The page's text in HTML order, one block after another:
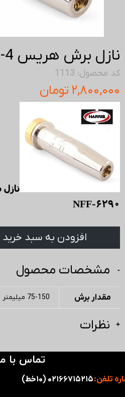
نازل برش هریس NFF-4
کد محصول: 1113
۲,۸۰۰,۰۰۰ تومان
6290-NFF
افزودن به سبد خرید
مشخصات محصول
مقدار برش 75-150 میلیمتر
نظرات
تماس با
تلفن: